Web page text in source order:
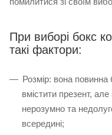
При виборі бокс
такі фактори:
Розмір: вона
вмістити презент,
нерозумно та
всередині;